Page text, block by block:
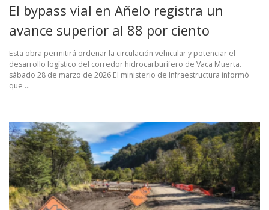
El bypass vial en Añelo registra un
avance superior al 88 por ciento
Esta obra permitirá ordenar la circulación vehicular y potenciar el
desarrollo logístico del corredor hidrocarburífero de Vaca Muerta.
sábado 28 de marzo de 2026 El ministerio de Infraestructura informó
que …